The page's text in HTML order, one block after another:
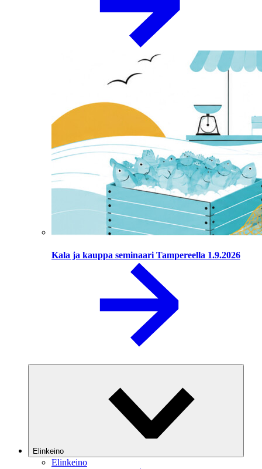
Kala ja kauppa seminaari Tampereella 1.9.2026
Elinkeino
Elinkeino